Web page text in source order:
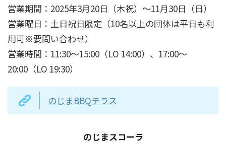
営業期間：2025年3月20日（木祝）～11月30日（日）
営業曜日：土日祝日限定（10名以上の団体は平日も利
用可※要問い合わせ）
営業時間：11:30～15:00（LO 14:00）、17:00～
20:00（LO 19:30）
のじまBBQテラス
のじまスコーラ